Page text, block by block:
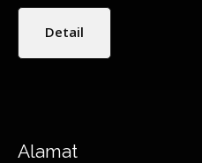
Detail
Alamat